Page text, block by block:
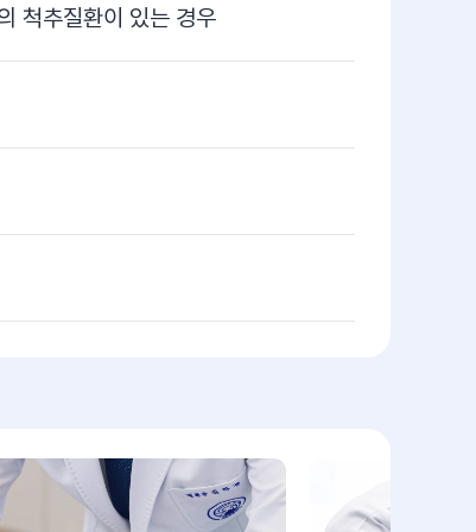
척추질환이 있는 경우